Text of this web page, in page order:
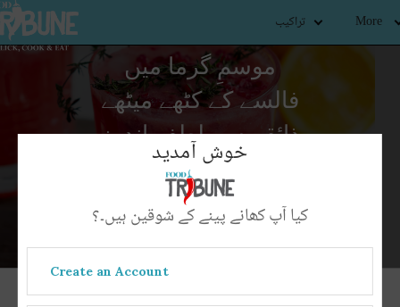
خوش آمدید
کیا آپ کھانے پینے کے شوقین ہیں۔؟
Create an Account
تراکیب More
موسمِ گرما میں
فالسے کے کٹھے میٹھے
ذائقے سے لطف اندوز
ہونے کے 5 مزیدار
طریقے